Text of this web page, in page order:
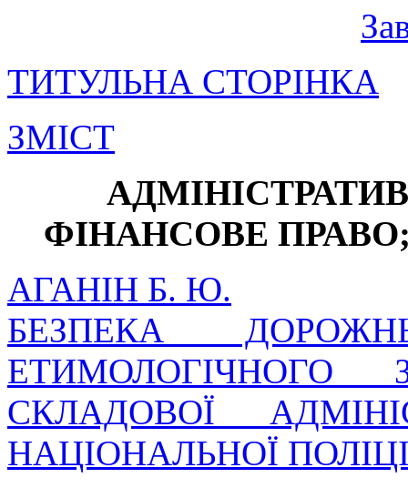
ТИТУЛЬНА СТОРІНКА
ЗМІСТ
ФІНАНСОВЕ
АГАНІН Б. Ю.
БЕЗПЕКА
ЕТИМОЛОГІЧНОГО
СКЛАДОВОЇ
НАЦІОНАЛЬНОЇ